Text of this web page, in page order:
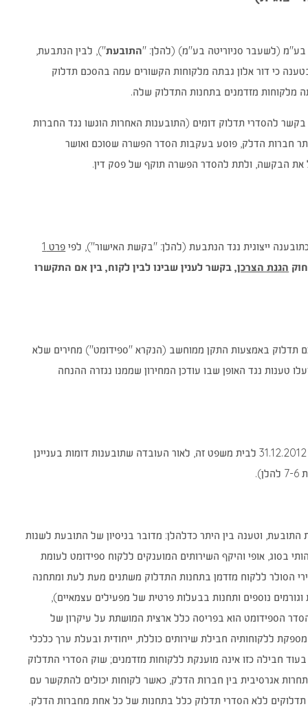
בע"מ (לשעבר סניוריטה בע"מ) (להלן: "התובעת"), לבין הנתבעת,
כי דור אלון גבתה מלקוחות הקשורים עמה בהסכם תדלוק
מלקוחות מזדמנים בתחנות התדלוק שלה.
להסדרי תדלוק דומים (התובענות האחרות הוגשו נגד החברות
חברות הדלק, פוסע בעקבות הסדר הפשרה שסוכם ואושר
את הבקשה, ולתת להסדר הפשרה תוקף של פסק דין.
פרט 1
הגנת הצרכן(נפתח
, בקשר לענין שבינו לבין לקוח, בין אם התקשרו
תדלוק באמצעות התקן ממוחשב (הנקרא "ספידומט") מחירים שלא
טענות נגד האופן שבו עודכן המחירון שממנו נגזרה ההנחה
יצוין כי בקשת האישור הוגשה במקור לבית המשפט המחוזי תל אביב-יפו, והועברה ביום 31.12.2012 לבית משפט זה, לאור העובדה שתובענות דומות בעניינן
התובעת, וטענה בין היתר כדלהלן: מדובר בניסיון של התובעת לשנות
בסוג, אופי והיקף השירותים המוענקים ללקוח ספידומט לעומת
הסולר ללקוח מזדמן בתחנות התדלוק משתנים מעת לעת ומתחנה
נוספים ותחנות בבעלות פרטית של מפעילים עצמאיים),
הספידומט הוא בפריסה כלל ארצית המושתת על עיקרון של
ללקוחותיה חבילת שירותים כוללת, ייחודית ובעלת ערך כלכלי
חבילה כזו אינה מוענקת ללקוחות מזדמנים; שוק הסדרי התדלוק
אגרסיבית בין חברות הדלק, כאשר לקוחות יכולים להתקשר עם
ללא הסדרי תדלוק כלל בתחנות של כל אחת מחברות הדלק.